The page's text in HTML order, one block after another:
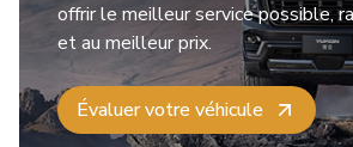
offrir le meilleur service possible,
et au meilleur prix.
Évaluer votre véhicule